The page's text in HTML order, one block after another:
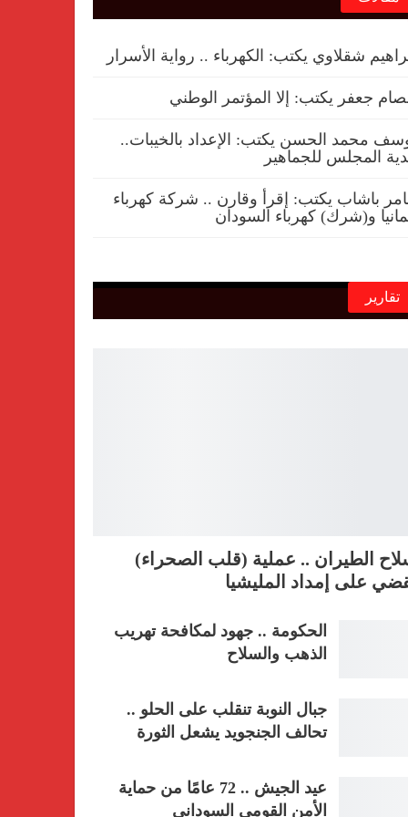
شقلاوي يكتب: الكهرباء .. رواية الأسرار
جعفر يكتب: إلا المؤتمر الوطني
محمد الحسن يكتب: الإعداد بالخيبات..
المجلس للجماهير
باشاب يكتب: إقرأ وقارن .. شركة كهرباء
و(شرك) كهرباء السودان
تقارير
الطيران .. عملية (قلب الصحراء)
على إمداد المليشيا
الحكومة .. جهود لمكافحة تهريب
الذهب والسلاح
جبال النوبة تنقلب على الحلو ..
تحالف الجنجويد يشعل الثورة
عيد الجيش .. 72 عامًا من حماية
الأمن القومي السوداني